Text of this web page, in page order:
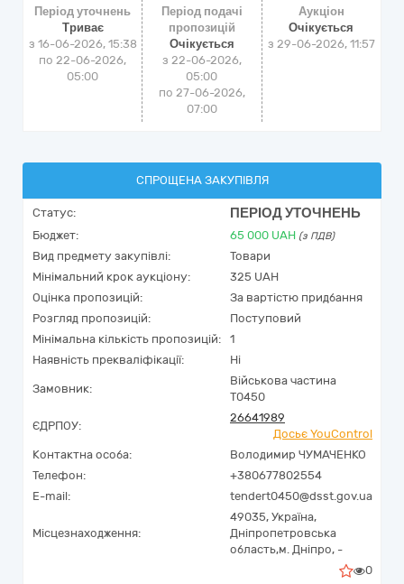
Період уточнень
Триває
з 16-06-2026, 15:38
по 22-06-2026,
05:00
Період подачі
пропозицій
Очікується
з 22-06-2026,
05:00
по 27-06-2026,
07:00
Аукціон
Очікується
з 29-06-2026, 11:57
СПРОЩЕНА ЗАКУПІВЛЯ
Статус: ПЕРІОД УТОЧНЕНЬ
Бюджет: 65 000 UAH (з ПДВ)
Вид предмету закупівлі:
Товари
Мінімальний крок аукціону:
325 UAH
Оцінка пропозицій:
За вартістю придбання
Розгляд пропозицій:
Поступовий
Мінімальна кількість пропозицій:
1
Наявність прекваліфікації:
Ні
Замовник:
Військова частина
Т0450
ЄДРПОУ:
26641989
Досьє YouControl
Контактна особа:
Володимир ЧУМАЧЕНКО
Телефон:
+380677802554
E-mail:
tendert0450@dsst.gov.ua
Місцезнаходження:
49035, Україна,
Дніпропетровська
область,м. Дніпро, -
0